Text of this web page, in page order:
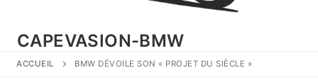
CAPEVASION-BMW
ACCUEIL BMW DÉVOILE SON « PROJET DU SIÈCLE »